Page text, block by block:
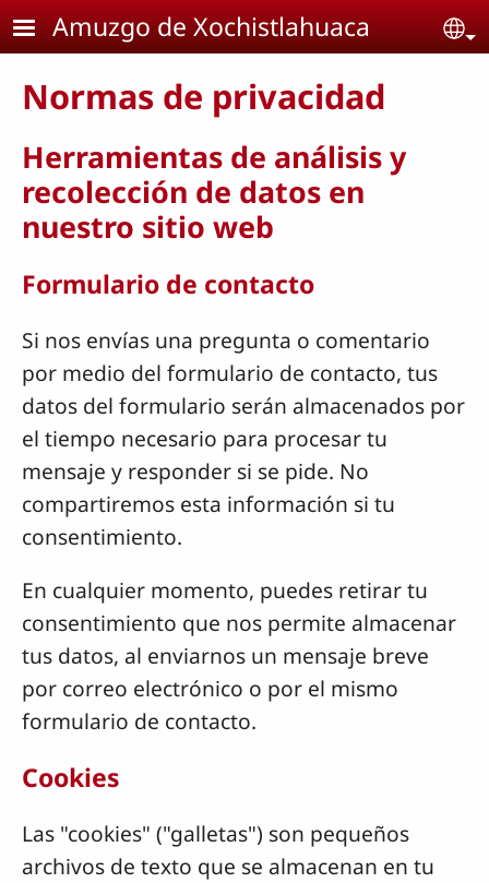
Pasar al contenido principal
Amuzgo de Xochistlahuaca
Normas de privacidad
Herramientas de análisis y
recolección de datos en
nuestro sitio web
Formulario de contacto
Si nos envías una pregunta o comentario
por medio del formulario de contacto, tus
datos del formulario serán almacenados por
el tiempo necesario para procesar tu
mensaje y responder si se pide. No
compartiremos esta información si tu
consentimiento.
En cualquier momento, puedes retirar tu
consentimiento que nos permite almacenar
tus datos, al enviarnos un mensaje breve
por correo electrónico o por el mismo
formulario de contacto.
Cookies
Las "cookies" ("galletas") son pequeños
archivos de texto que se almacenan en tu